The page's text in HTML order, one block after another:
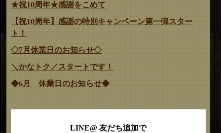
★祝10周年★感謝をこめて
【祝10周年】感謝の特別キャンペーン第一弾スター
ト！
◇7月休業日のお知らせ◇
＼かなトク／スタートです！
◆6月 休業日のお知らせ◆
LINE@ 友だち追加で